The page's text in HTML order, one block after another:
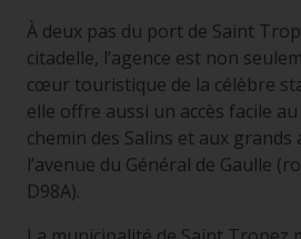
À deux pas du port de Saint
citadelle, l’agence est non
cœur touristique de la célèbre
elle offre aussi un accès facile
chemin des Salins et aux
l’avenue du Général de Gaulle
D98A).